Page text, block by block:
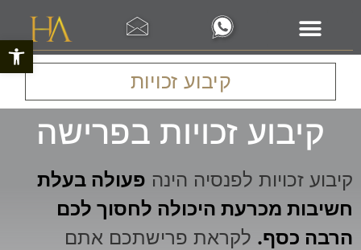
פתח
קיבוע זכויות
קיבוע זכויות בפרישה
קיבוע זכויות לפנסיה הינה פעולה בעלת
חשיבות מכרעת היכולה לחסוך לכם
הרבה כסף. לקראת פרישתכם אתם